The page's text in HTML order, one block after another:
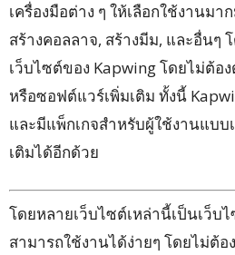
เครื่องมือต่าง ๆ ให้เลือกใช้งานม
สร้างคอลลาจ, สร้างมีม, และอื่นๆ
เว็บไซต์ของ Kapwing โดยไม่ต้อ
หรือซอฟต์แวร์เพิ่มเติม ทั้งนี้
และมีแพ็กเกจสำหรับผู้ใช้งานแบบ
เติมได้อีกด้วย
โดยหลายเว็บไซต์เหล่านี้เป็นเว็บ
สามารถใช้งานได้ง่ายๆ โดยไม่ต้อ